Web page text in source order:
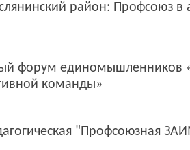
район: Профсоюз в
форум единомышленников
команды»
"Профсоюзная